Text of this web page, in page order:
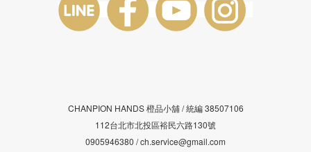
CHANPION HANDS 橙品小舖 /統編38507106
112台北市北投區裕民六路130號
0905946380 / ch.service@gmail.com